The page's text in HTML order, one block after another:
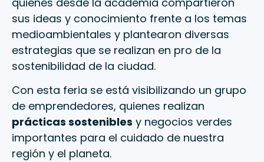
sus ideas y conocimiento frente a los temas
medioambientales y plantearon diversas
estrategias que se realizan en pro de la
sostenibilidad de la ciudad.
Con esta feria se está visibilizando un grupo
de emprendedores, quienes realizan
prácticas sostenibles y negocios verdes
importantes para el cuidado de nuestra
región y el planeta.